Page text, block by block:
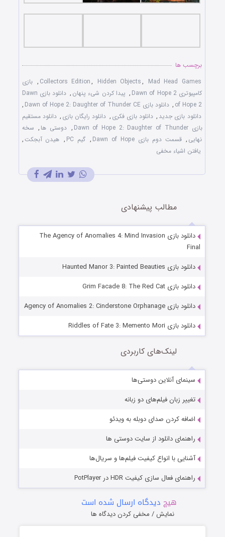
برچسب ها
Collectors Edition, Hidden Objects, Mad Head Games
, بازی
کامپیوتری Dawn of Hope 2
, پیدا کردن شیء پنهان ,
دانلود بازی Dawn
of Hope 2
, دانلود بازی Dawn of Hope 2: Daughter of Thunder CE
,
دانلود بازی جدید , دانلود بازی فکری , دانلود رایگان بازی , دانلود مستقیم
بازی Dawn of Hope 2: Daughter of Thunder
, دوستی ها , سخه
نهایی , قسمت دوم بازی Dawn of Hope , گیم PC , هیدن آبجکت,
یافتن اشیاء مخفی
مطالب پیشنهادی
دانلود بازی The Agency of Anomalies 4: Mind Invasion
Final
دانلود بازی Haunted Manor 3: Painted Beauties
دانلود بازی Grim Facade 8: The Red Cat
دانلود بازی Agency of Anomalies 2: Cinderstone Orphanage
دانلود بازی Riddles of Fate 3: Memento Mori
لینک‌های کاربردی
سینمای آنلاین دوستی‌ها
تغییر زبان فیلم‌های دو زبانه
اضافه کردن صدای دوبله به ویدئو
راهنمای دانلود از سایت دوستی ها
آشنایی با انواع کیفیت فیلم‌ها و سریال‌ها
راهنمای فعال سازی کیفیت HDR در PotPlayer
هیچ دیدگاه ارسال شده است
نمایش / مخفی کردن دیدگاه ها